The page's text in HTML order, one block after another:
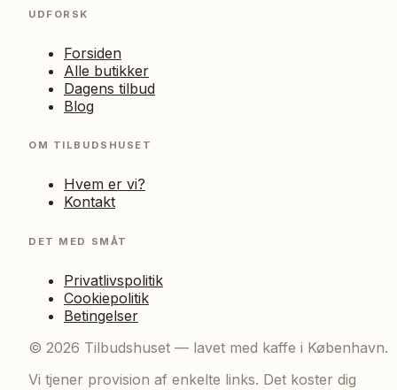
UDFORSK
Forsiden
Alle butikker
Dagens tilbud
Blog
OM TILBUDSHUSET
Hvem er vi?
Kontakt
DET MED SMÅT
Privatlivspolitik
Cookiepolitik
Betingelser
© 2026 Tilbudshuset — lavet med kaffe i København.
Vi tjener provision af enkelte links. Det koster dig